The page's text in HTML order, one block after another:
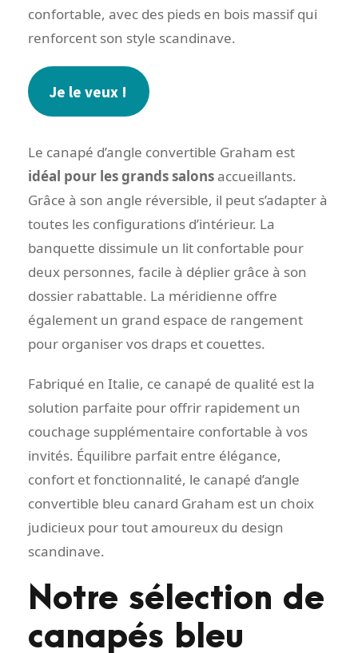
confortable, avec des pieds en bois massif qui
renforcent son style scandinave.
Je le veux !
Le canapé d’angle convertible Graham est
idéal pour les grands salonsaccueillants.
Grâce à son angle réversible, il peut s’adapter à
toutes les configurations d’intérieur. La
banquette dissimule un lit confortable pour
deux personnes, facile à déplier grâce à son
dossier rabattable. La méridienne offre
également un grand espace de rangement
pour organiser vos draps et couettes.
Fabriqué en Italie, ce canapé de qualité est la
solution parfaite pour offrir rapidement un
couchage supplémentaire confortable à vos
invités. Équilibre parfait entre élégance,
confort et fonctionnalité, le canapé d’angle
convertible bleu canard Graham est un choix
judicieux pour tout amoureux du design
scandinave.
Notre sélection de
canapés bleu